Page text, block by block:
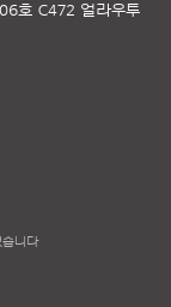
호 C472 얼라우투
습니다